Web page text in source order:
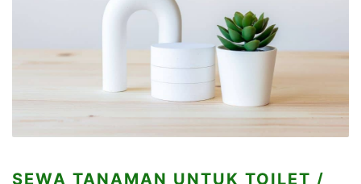
SEWA TANAMAN UNTUK TOILET /